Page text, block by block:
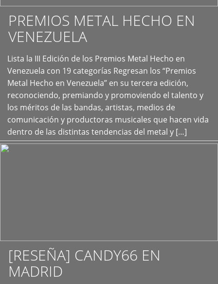
PREMIOS METAL HECHO EN
VENEZUELA
Lista la III Edición de los Premios Metal Hecho en
Venezuela con 19 categorías Regresan los “Premios
Metal Hecho en Venezuela” en su tercera edición,
reconociendo, premiando y promoviendo el talento y
los méritos de las bandas, artistas, medios de
comunicación y productoras musicales que hacen vida
dentro de las distintas tendencias del metal y […]
+
[RESEÑA] CANDY66 EN
MADRID